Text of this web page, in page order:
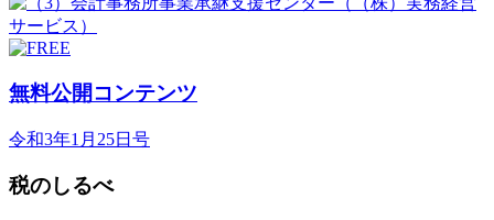
無料公開コンテンツ
令和3年1月25日号
税のしるべ